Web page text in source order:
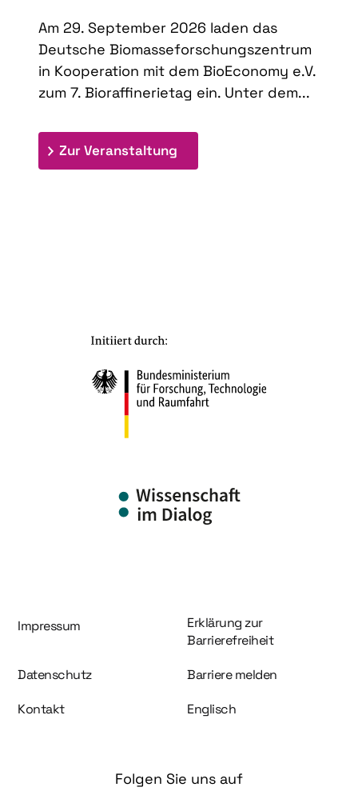
Am 29. September 2026 laden das
Deutsche Biomasseforschungszentrum
in Kooperation mit dem BioEconomy e.V.
zum 7. Bioraffinerietag ein. Unter dem...
Zur Veranstaltung
Information und Service
Impressum
Erklärung zur
Barrierefreiheit
Datenschutz Barriere melden
Kontakt Englisch
Folgen Sie uns auf